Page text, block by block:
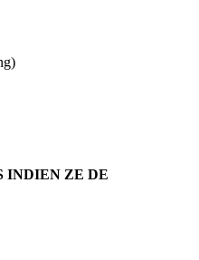
INDIEN ZE DE